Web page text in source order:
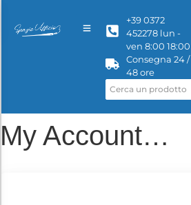
+39 0372
452278 lun -
ven 8:00 18:00
Consegna 24 /
48 ore
My Account…